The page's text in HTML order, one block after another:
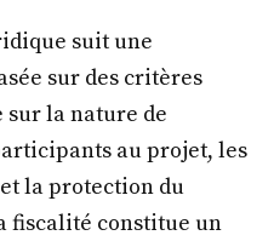
suit une
sur des critères
sur la nature de
au projet, les
la protection du
fiscalité constitue un